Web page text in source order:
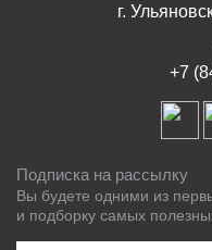
г.
+7
Подписка на рассылку
Вы будете одними из
и подборку самых